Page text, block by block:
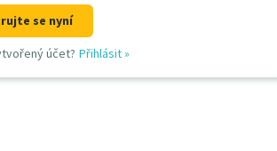
se nyní
účet? Přihlásit»